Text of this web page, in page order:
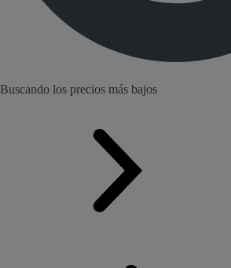
Buscando los precios más bajos